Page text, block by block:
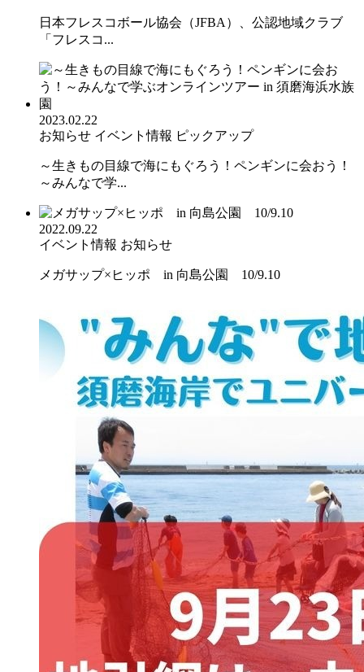
日本フレスコボール協会（JFBA）、公認地域クラブ
「フレスコ...
2023.02.22
お知らせ イベント情報 ピックアップ
～生きもの目線で海にもぐろう！ペンギンに会おう！
～みんなで学...
2022.09.22
イベント情報 お知らせ
メガサップ×ヒッポ in 向島公園 10/9.10